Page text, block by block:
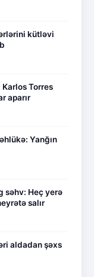
kütləvi
Torres
aparır
Yanğın
səhv: Heç yerə
salır
aldadan şəxs